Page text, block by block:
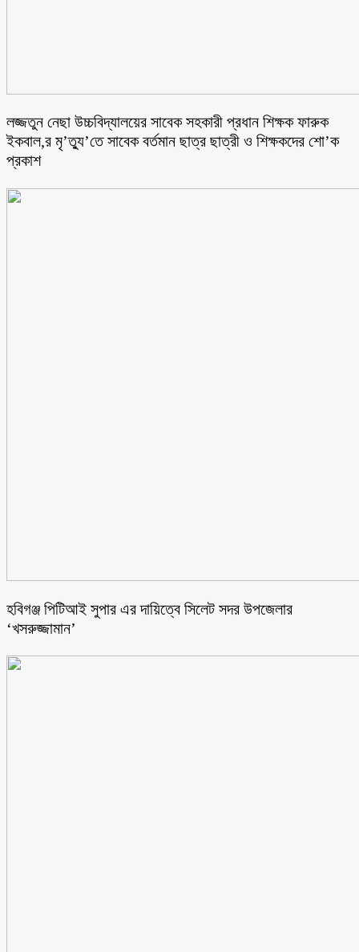
লজ্জতুন নেছা উচ্চবিদ্যালয়ের সাবেক সহকারী প্রধান শিক্ষক ফারুক
ইকবাল,র মৃ’ত্যু’তে সাবেক বর্তমান ছাত্র ছাত্রী ও শিক্ষকদের শো’ক
প্রকাশ
হবিগঞ্জ পিটিআই সুপার এর দায়িত্বে সিলেট সদর উপজেলার
‘খসরুজ্জামান’